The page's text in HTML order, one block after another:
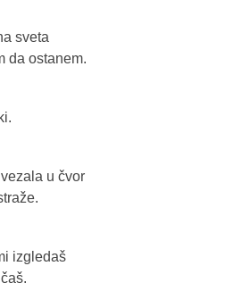
sveta
da ostanem.
u čvor
izgledaš